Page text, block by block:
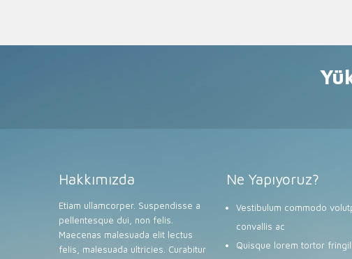
Hakkımızda
Etiam ullamcorper. Suspendisse a
pellentesque dui, non felis.
Maecenas malesuada elit lectus
felis, malesuada ultricies. Curabitur
Ne Yapıyoruz?
Vestibulum commodo
convallis ac
Quisque lorem tortor